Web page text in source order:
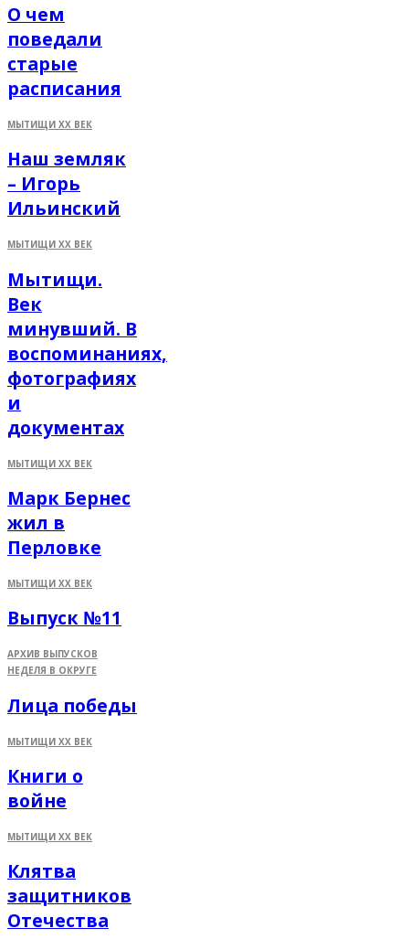
О чем
поведали
старые
расписания
МЫТИЩИ XX ВЕК
Наш земляк
– Игорь
Ильинский
МЫТИЩИ XX ВЕК
Мытищи.
Век
минувший. В
воспоминаниях,
фотографиях
и
документах
МЫТИЩИ XX ВЕК
Марк Бернес
жил в
Перловке
МЫТИЩИ XX ВЕК
Выпуск №11
АРХИВ ВЫПУСКОВ
НЕДЕЛЯ В ОКРУГЕ
Лица победы
МЫТИЩИ XX ВЕК
Книги о
войне
МЫТИЩИ XX ВЕК
Клятва
защитников
Отечества